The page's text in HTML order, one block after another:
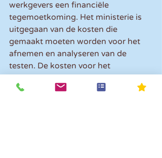
werkgevers een financiële
tegemoetkoming. Het ministerie is
uitgegaan van de kosten die
gemaakt moeten worden voor het
afnemen en analyseren van de
testen. De kosten voor het
niet vergoed. De totale vergoeding